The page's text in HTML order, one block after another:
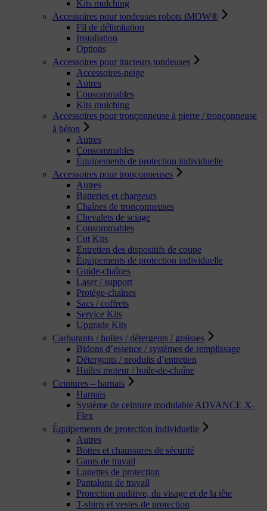
Kits mulching
Accessoires pour tondeuses robots iMOW®
Fil de délimitation
Installation
Options
Accessoires pour tracteurs tondeuses
Accessoires-neige
Autres
Consommables
Kits mulching
Accessoires pour tronçonneuse à pierre / tronçonneuse
à béton
Autres
Consommables
Équipements de protection individuelle
Accessoires pour tronçonneuses
Autres
Batteries et chargeurs
Chaînes de tronçonneuses
Chevalets de sciage
Consommables
Cut Kits
Entretien des dispositifs de coupe
Équipements de protection individuelle
Guide-chaînes
Laser / support
Protège-chaînes
Sacs / coffrets
Service Kits
Upgrade Kits
Carburants / huiles / détergents / graisses
Bidons d’essence / systèmes de remplissage
Détergents / produits d’entretien
Huiles moteur / huile-de-chaîne
Ceintures – harnais
Harnais
Système de ceinture modulable ADVANCE X-
Flex
Équipements de protection individuelle
Autres
Bottes et chaussures de sécurité
Gants de travail
Lunettes de protection
Pantalons de travail
Protection auditive, du visage et de la tête
T-shirts et vestes de protection